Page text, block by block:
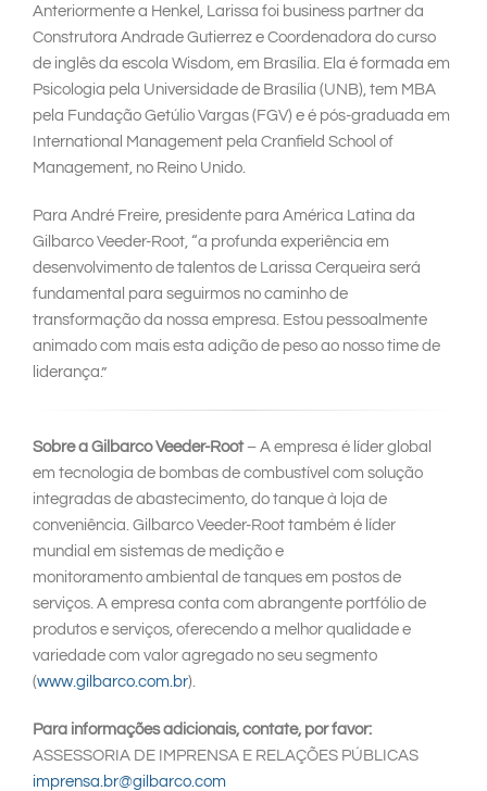
Anteriormente a Henkel, Larissa foi business partner da
Construtora Andrade Gutierrez e Coordenadora do curso
de inglês da escola Wisdom, em Brasília. Ela é formada em
Psicologia pela Universidade de Brasília (UNB), tem MBA
pela Fundação Getúlio Vargas (FGV) e é pós-graduada em
International Management pela Cranfield School of
Management, no Reino Unido.
Para André Freire, presidente para América Latina da
Gilbarco Veeder-Root, “a profunda experiência em
desenvolvimento de talentos de Larissa Cerqueira será
fundamental para seguirmos no caminho de
transformação da nossa empresa. Estou pessoalmente
animado com mais esta adição de peso ao nosso time de
liderança.”
Sobre a Gilbarco Veeder-Root – A empresa é líder global
em tecnologia de bombas de combustível com solução
integradas de abastecimento, do tanque à loja de
conveniência. Gilbarco Veeder-Root também é líder
mundial em sistemas de medição e
monitoramento ambiental de tanques em postos de
serviços. A empresa conta com abrangente portfólio de
produtos e serviços, oferecendo a melhor qualidade e
variedade com valor agregado no seu segmento
(www.gilbarco.com.br).
Para informações adicionais, contate, por favor:
ASSESSORIA DE IMPRENSA E RELAÇÕES PÚBLICAS
imprensa.br@gilbarco.com